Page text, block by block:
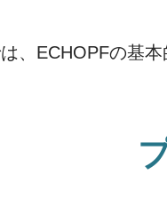
、ECHOPFの基